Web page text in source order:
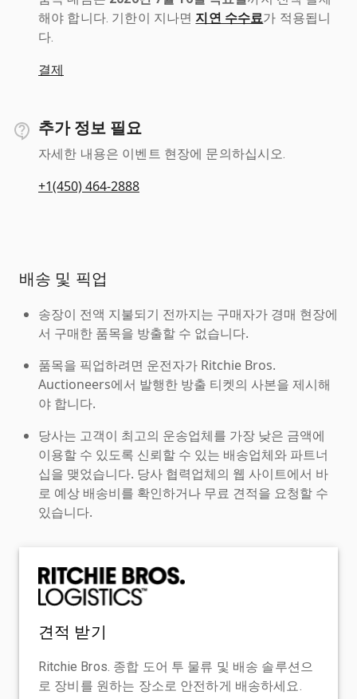
해야 합니다. 기한이 지나면 지연 수수료가 적용됩니
다.
결제
추가 정보 필요
자세한 내용은 이벤트 현장에 문의하십시오.
+1(450) 464-2888
배송 및 픽업
송장이 전액 지불되기 전까지는 구매자가 경매 현장에
서 구매한 품목을 방출할 수 없습니다.
품목을 픽업하려면 운전자가 Ritchie Bros.
Auctioneers에서 발행한 방출 티켓의 사본을 제시해
야 합니다.
당사는 고객이 최고의 운송업체를 가장 낮은 금액에
이용할 수 있도록 신뢰할 수 있는 배송업체와 파트너
십을 맺었습니다. 당사 협력업체의 웹 사이트에서 바
로 예상 배송비를 확인하거나 무료 견적을 요청할 수
있습니다.
견적 받기
Ritchie Bros. 종합 도어 투 물류 및 배송 솔루션으
로 장비를 원하는 장소로 안전하게 배송하세요.